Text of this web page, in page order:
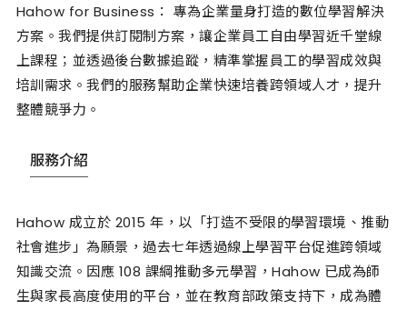
Hahow for Business： 專為企業量身打造的數位學習解決
方案。我們提供訂閱制方案，讓企業員工自由學習近千堂線
上課程；並透過後台數據追蹤，精準掌握員工的學習成效與
培訓需求。我們的服務幫助企業快速培養跨領域人才，提升
整體競爭力。
服務介紹
Hahow 成立於 2015 年，以「打造不受限的學習環境、推動
社會進步」為願景，過去七年透過線上學習平台促進跨領域
知識交流。因應 108 課綱推動多元學習，Hahow 已成為師
生與家長高度使用的平台，並在教育部政策支持下，成為體